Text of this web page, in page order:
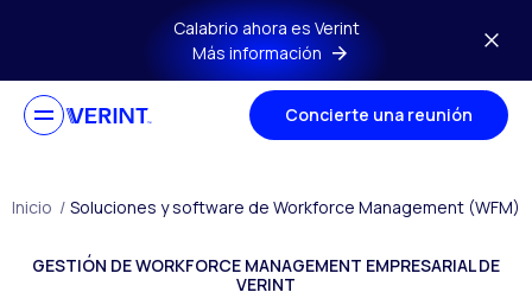
Ir al contenido principal
Calabrio ahora es Verint
Más información
Concierte una reunión
Inicio / Soluciones y software de Workforce Management (WFM)
GESTIÓN DE WORKFORCE MANAGEMENT EMPRESARIAL DE
VERINT